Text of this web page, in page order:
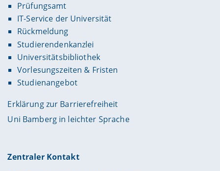
Prüfungsamt
IT-Service der Universität
Rückmeldung
Studierendenkanzlei
Universitätsbibliothek
Vorlesungszeiten & Fristen
Studienangebot
Erklärung zur Barrierefreiheit
Uni Bamberg in leichter Sprache
Zentraler Kontakt